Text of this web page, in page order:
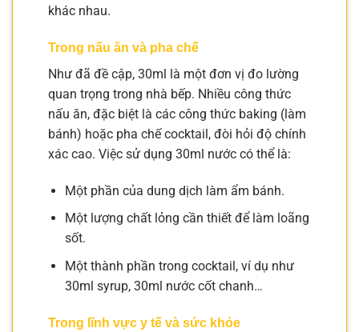
khác nhau.
Trong nấu ăn và pha chế
Như đã đề cập, 30ml là một đơn vị đo lường
quan trọng trong nhà bếp. Nhiều công thức
nấu ăn, đặc biệt là các công thức baking (làm
bánh) hoặc pha chế cocktail, đòi hỏi độ chính
xác cao. Việc sử dụng 30ml nước có thể là:
Một phần của dung dịch làm ẩm bánh.
Một lượng chất lỏng cần thiết để làm loãng
sốt.
Một thành phần trong cocktail, ví dụ như
30ml syrup, 30ml nước cốt chanh…
Trong lĩnh vực y tế và sức khỏe